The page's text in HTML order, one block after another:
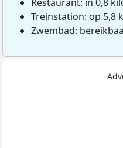
Restaurant: in 0,8
Treinstation: op 5,8
Zwembad: